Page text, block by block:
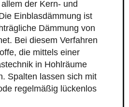
der Kern- und
Einblasdämmung ist
Dämmung von
Bei diesem Verfahren
die mittels einer
in Hohlräume
Spalten lassen sich mit
regelmäßig lückenlos